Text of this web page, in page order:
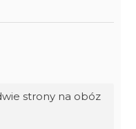
strony na obóz